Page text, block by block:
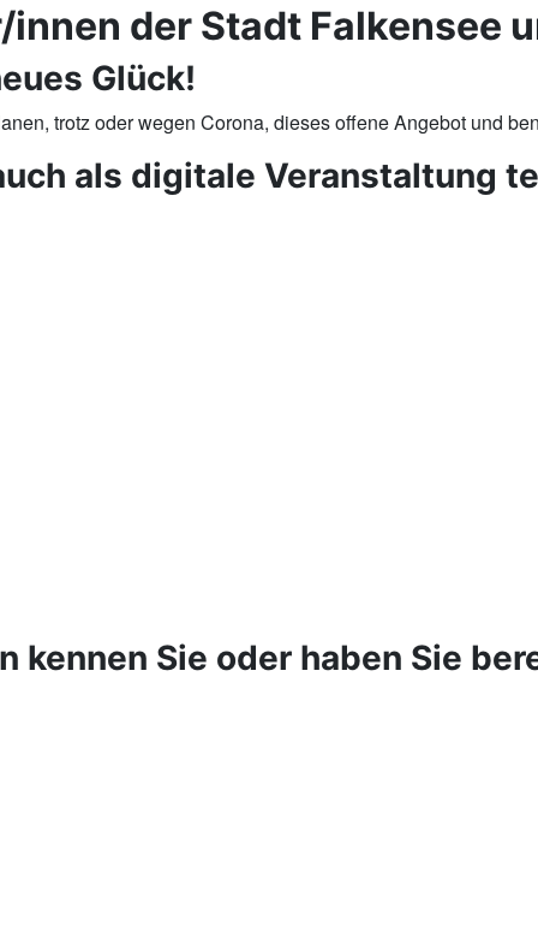
der Stadt Falkensee
Glück!
trotz oder wegen Corona, dieses offene Angebot und
als digitale Veranstaltung
kennen Sie oder haben Sie